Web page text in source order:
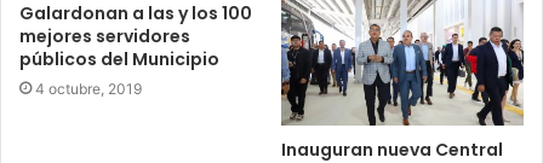
Galardonan a las y los 100
mejores servidores
públicos del Municipio
4 octubre, 2019
Inauguran nueva Central